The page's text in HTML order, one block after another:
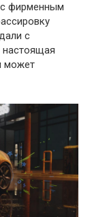
с фирменным
с
может